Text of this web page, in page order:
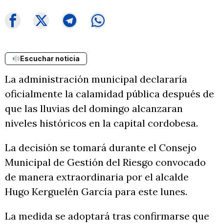
Escuchar noticia
La administración municipal declararía
oficialmente la calamidad pública después de
que las lluvias del domingo alcanzaran
niveles históricos en la capital cordobesa.
La decisión se tomará durante el Consejo
Municipal de Gestión del Riesgo convocado
de manera extraordinaria por el alcalde
Hugo Kerguelén García para este lunes.
La medida se adoptará tras confirmarse que